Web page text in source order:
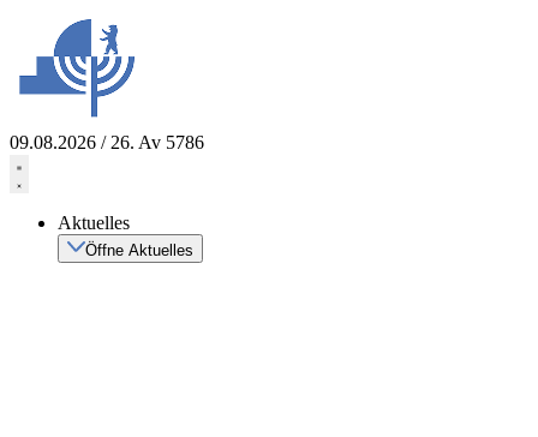
springen
09.08.2026 / 26. Av 5786
Aktuelles
Öffne Aktuelles